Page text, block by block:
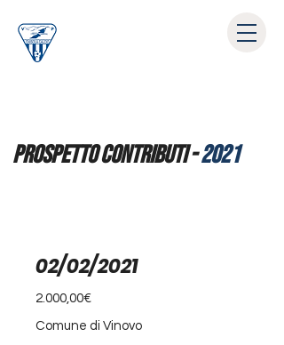
prospetto contributi -2021
02/02/2021
2.000,00€
Comune di Vinovo